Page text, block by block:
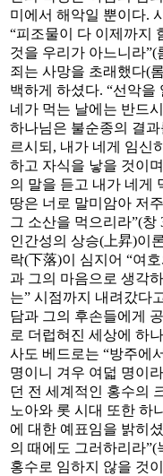
미에서 해악일 뿐이다.
“피조물이 다 이제까지
것을 우리가 아느니라”(
죄는 사망을 초래했다(
백하게 하셨다. “선악을
네가 먹는 날에는 반드
하나님은 불순종의 결과
르시되, 내가 네게 임신
하고 자식을 낳을 것이
의 말을 듣고 내가 네게
땅은 너로 말미암아 저
그 소산을 먹으리라”(창
인간성의 상승(上昇)이
락(下落)이 심지어 “여
과 그의 마음으로 생각
는” 시점까지 내려갔다
담과 그의 후손들에게
로 더럽혀진 세상에 하
사도 베드로는 “방주에
명이니 겨우 여덟 명이
던 전 세계적인 홍수의
노아와 롯 시대 또한 하
에 대한 예표임을 밝히
의 때에도 그러하리라”(
홍수로 임하지 않을 것